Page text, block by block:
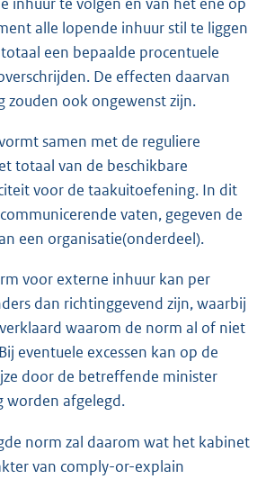
alle lopende inhuur stil te liggen
een bepaalde procentuele
De effecten daarvan
zouden ook ongewenst zijn.
samen met de reguliere
totaal van de beschikbare
voor de taakuitoefening. In dit
vaten, gegeven de
een organisatie(onderdeel).
voor externe inhuur kan per
dan richtinggevend zijn, waarbij
waarom de norm al of niet
eventuele excessen kan op de
door de betreffende minister
worden afgelegd.
norm zal daarom wat het kabinet
van comply-or-explain